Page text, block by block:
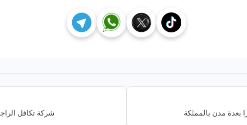
بعدة مدن بالمملكة شركة تكافل